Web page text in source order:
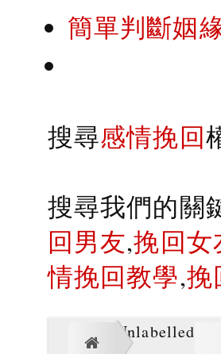
簡單判斷姻
搜尋感情挽回
搜尋我們的關
回男友,挽回女
情挽回教學,挽
Unlabelled